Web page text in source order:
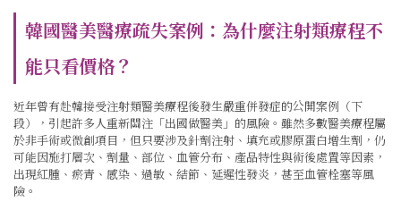
韓國醫美醫療疏失案例：為什麼注射類療程不
能只看價格？
近年曾有赴韓接受注射類醫美療程後發生嚴重併發症的公開案例（下
段），引起許多人重新關注「出國做醫美」的風險。雖然多數醫美療程屬
於非手術或微創項目，但只要涉及針劑注射、填充或膠原蛋白增生劑，仍
可能因施打層次、劑量、部位、血管分布、產品特性與術後處置等因素，
出現紅腫、瘀青、感染、過敏、結節、延遲性發炎，甚至血管栓塞等風
險。